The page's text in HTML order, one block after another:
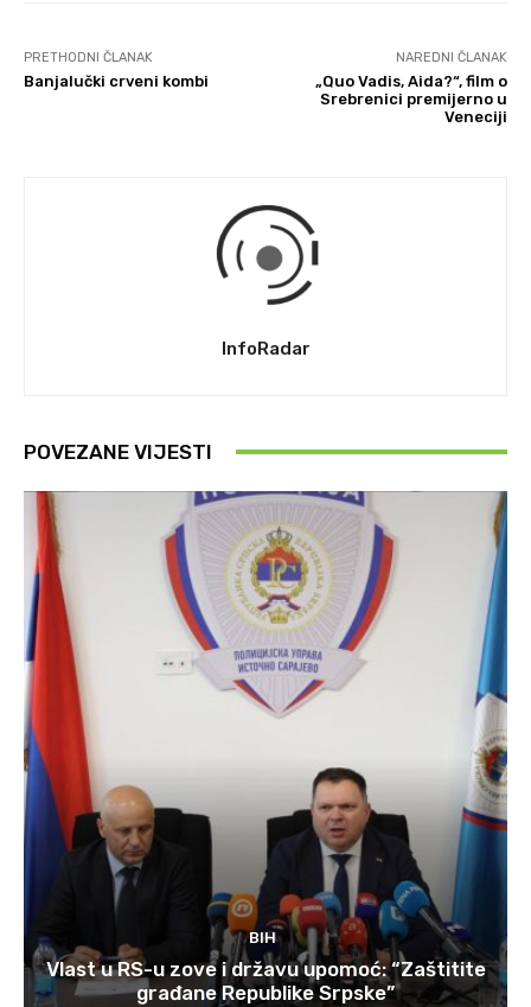
PRETHODNI ČLANAK
Banjalučki crveni kombi
NAREDNI ČLANAK
„Quo Vadis, Aida?“, film o
Srebrenici premijerno u
Veneciji
InfoRadar
POVEZANE VIJESTI
BIH
Vlast u RS-u zove i državu upomoć: “Zaštitite
građane Republike Srpske”